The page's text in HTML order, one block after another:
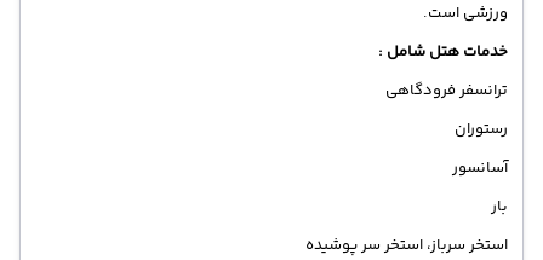
ورزشی است.
خدمات هتل شامل :
ترانسفر فرودگاهی
رستوران
آسانسور
بار
استخر سرباز، استخر سر پوشیده